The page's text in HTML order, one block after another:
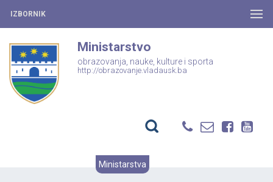
IZBORNIK
Ministarstvo
obrazovanja, nauke, kulture i sporta
http://obrazovanje.vladausk.ba
Ministarstva